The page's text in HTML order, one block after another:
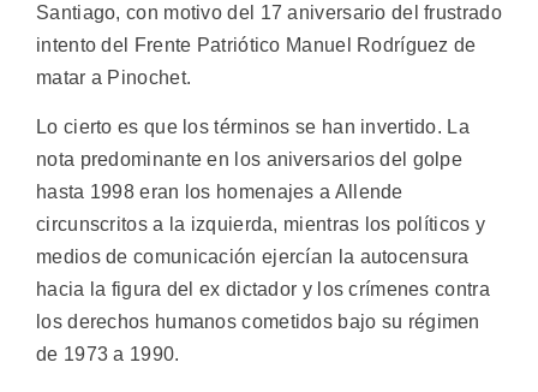
Santiago, con motivo del 17 aniversario del frustrado
intento del Frente Patriótico Manuel Rodríguez de
matar a Pinochet.
Lo cierto es que los términos se han invertido. La
nota predominante en los aniversarios del golpe
hasta 1998 eran los homenajes a Allende
circunscritos a la izquierda, mientras los políticos y
medios de comunicación ejercían la autocensura
hacia la figura del ex dictador y los crímenes contra
los derechos humanos cometidos bajo su régimen
de 1973 a 1990.